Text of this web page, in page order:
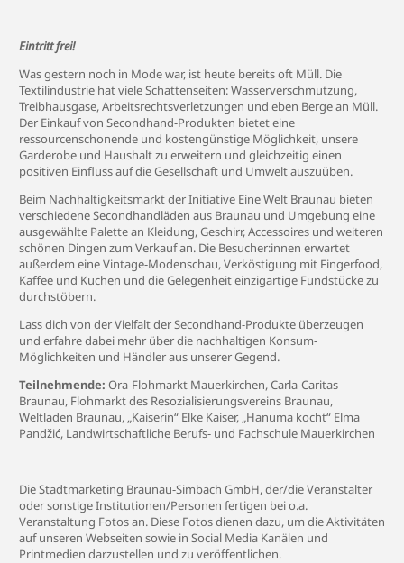
Eintritt frei!
Was gestern noch in Mode war, ist heute bereits oft Müll. Die
Textilindustrie hat viele Schattenseiten: Wasserverschmutzung,
Treibhausgase, Arbeitsrechtsverletzungen und eben Berge an Müll.
Der Einkauf von Secondhand-Produkten bietet eine
ressourcenschonende und kostengünstige Möglichkeit, unsere
Garderobe und Haushalt zu erweitern und gleichzeitig einen
positiven Einfluss auf die Gesellschaft und Umwelt auszuüben.
Beim Nachhaltigkeitsmarkt der Initiative Eine Welt Braunau bieten
verschiedene Secondhandläden aus Braunau und Umgebung eine
ausgewählte Palette an Kleidung, Geschirr, Accessoires und weiteren
schönen Dingen zum Verkauf an. Die Besucher:innen erwartet
außerdem eine Vintage-Modenschau, Verköstigung mit Fingerfood,
Kaffee und Kuchen und die Gelegenheit einzigartige Fundstücke zu
durchstöbern.
Lass dich von der Vielfalt der Secondhand-Produkte überzeugen
und erfahre dabei mehr über die nachhaltigen Konsum-
Möglichkeiten und Händler aus unserer Gegend.
Teilnehmende: Ora-Flohmarkt Mauerkirchen, Carla-Caritas
Braunau, Flohmarkt des Resozialisierungsvereins Braunau,
Weltladen Braunau, „Kaiserin“ Elke Kaiser, „Hanuma kocht“ Elma
Pandžić, Landwirtschaftliche Berufs- und Fachschule Mauerkirchen
Die Stadtmarketing Braunau-Simbach GmbH, der/die Veranstalter
oder sonstige Institutionen/Personen fertigen bei o.a.
Veranstaltung Fotos an. Diese Fotos dienen dazu, um die Aktivitäten
auf unseren Webseiten sowie in Social Media Kanälen und
Printmedien darzustellen und zu veröffentlichen.